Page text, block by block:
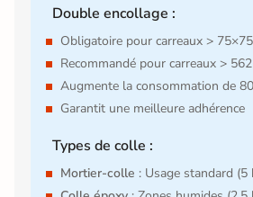
Double encollage :
Obligatoire pour carreaux >
Recommandé pour carreaux >
Augmente la consommation de
Garantit une meilleure adhérence
Types de colle :
Mortier-colle : Usage standard (5